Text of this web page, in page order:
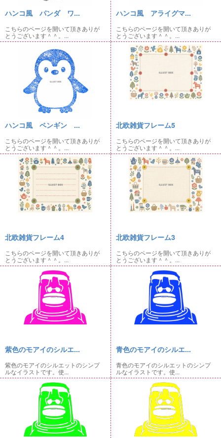
ハンコ風 パンダ ワ...
こちらのページを開いて頂きありが
とうございます＾＾。...
ハンコ風 アライグマ...
こちらのページを開いて頂きありが
とうございます＾＾。...
ハンコ風 ペンギン ...
こちらのページを開いて頂きありが
とうございます＾＾。...
北欧雑貨フレーム5
こちらのページを開いて頂きありが
とうございます＾＾。...
北欧雑貨フレーム4
こちらのページを開いて頂きありが
とうございます＾＾。...
北欧雑貨フレーム3
こちらのページを開いて頂きありが
とうございます＾＾。...
紫色のモアイのシルエ...
紫色のモアイのシルエットのシンプ
ルなイラストです。使...
青色のモアイのシルエ...
青色のモアイのシルエットのシンプ
ルなイラストです。使...